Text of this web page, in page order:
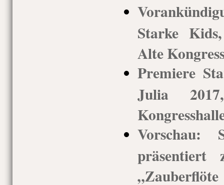
Starke
Alte
Premiere
Julia
Vorschau:
präsentiert